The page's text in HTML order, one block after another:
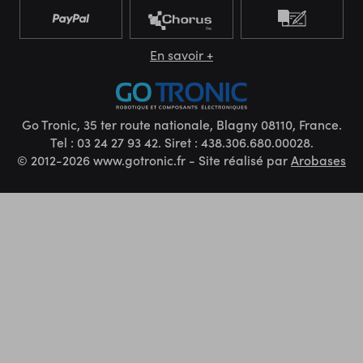
En savoir +
Go Tronic, 35 ter route nationale, Blagny 08110, France.
Tel : 03 24 27 93 42. Siret : 438.306.680.00028.
© 2012-2026 www.gotronic.fr - Site réalisé parArobases